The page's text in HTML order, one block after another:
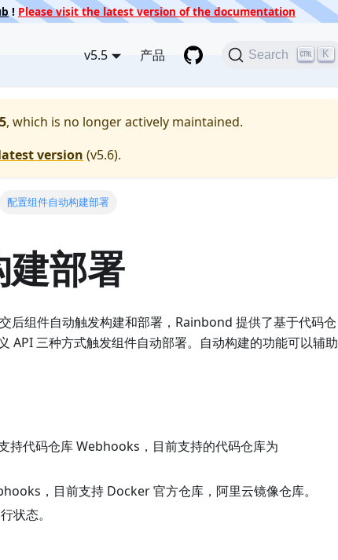
! Please visit the latest version of the documentation
v5.5 产品 Search K
, which is no longer actively maintained.
version (v5.6).
配置组件自动构建部署
建部署
后组件自动触发构建和部署，Rainbond 提供了基于代码仓
三种方式触发组件自动部署。自动构建的功能可以辅助
持代码仓库 Webhooks，目前支持的代码仓库为
，目前支持 Docker 官方仓库，阿里云镜像仓库。
状态。